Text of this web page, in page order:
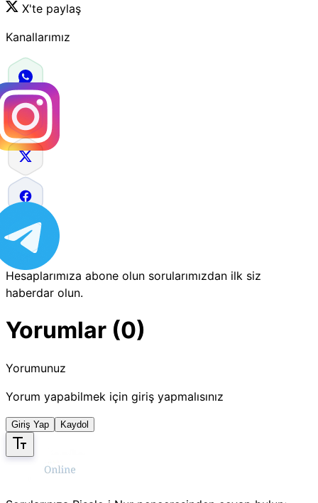
X'te paylaş
Kanallarımız
Hesaplarımıza abone olun sorularımızdan ilk siz
haberdar olun.
Yorumlar (0)
Yorumunuz
Yorum yapabilmek için giriş yapmalısınız
Giriş Yap Kaydol